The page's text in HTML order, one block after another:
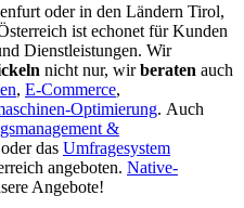
oder in den Ländern Tirol,
ist echonet für Kunden
Dienstleistungen. Wir
nicht nur, wirberaten auch
, E-Commerce,
Optimierung. Auch
&
das Umfragesystem
angeboten. Native-
Angebote!